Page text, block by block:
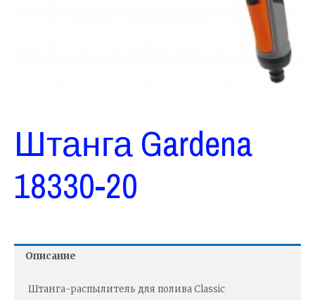
Штанга Gardena
18330-20
Описание
Штанга-распылитель для полива Classic